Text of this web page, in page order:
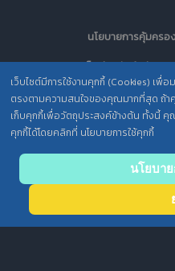
เว็บไซต์มีการใช้งานคุกกี้ (Cookies) เ
ตรงตามความสนใจของคุณมากที่สุด ถ้า
เก็บคุกกี้เพื่อวัตถุประสงค์ข้างต้น ทั้งนี้ คุ
คุกกี้ได้โดยคลิกที่ นโยบายการใช้คุกกี้
นโยบา
นโยบายการคุ้มคร
ประกาศความเป็นส่วนตัว